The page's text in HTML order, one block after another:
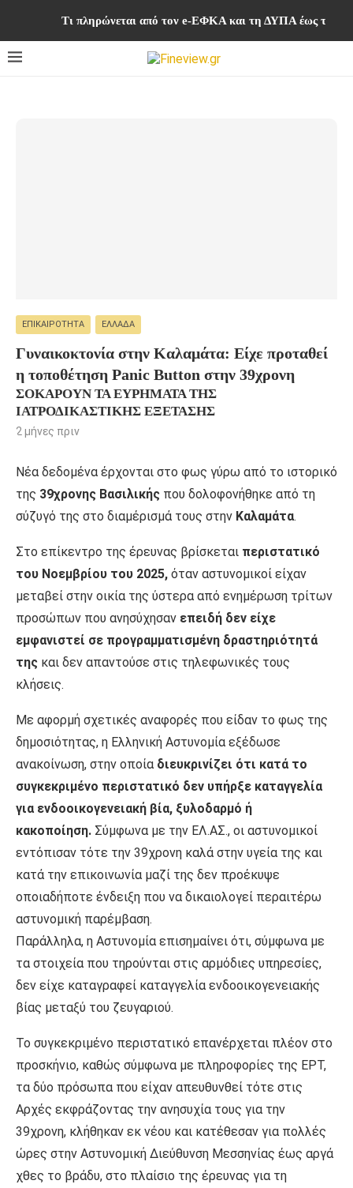
Τι πληρώνεται από τον e-ΕΦΚΑ και τη ΔΥΠΑ έως τις
ΕΠΙΚΑΙΡΌΤΗΤΑ ΕΛΛΆΔΑ
Γυναικοκτονία στην Καλαμάτα: Είχε προταθεί
η τοποθέτηση Panic Button στην 39χρονη
ΣΟΚΆΡΟΥΝ ΤΑ ΕΥΡΉΜΑΤΑ ΤΗΣ
ΙΑΤΡΟΔΙΚΑΣΤΙΚΉΣ ΕΞΈΤΑΣΗΣ
2 μήνες πριν
Νέα δεδομένα έρχονται στο φως γύρω από το ιστορικό
της 39χρονης Βασιλικής που δολοφονήθηκε από τη
σύζυγό της στο διαμέρισμά τους στην Καλαμάτα.
Στο επίκεντρο της έρευνας βρίσκεται περιστατικό
του Νοεμβρίου του 2025, όταν αστυνομικοί είχαν
μεταβεί στην οικία της ύστερα από ενημέρωση τρίτων
προσώπων που ανησύχησαν επειδή δεν είχε
εμφανιστεί σε προγραμματισμένη δραστηριότητά
της και δεν απαντούσε στις τηλεφωνικές τους
κλήσεις.
Με αφορμή σχετικές αναφορές που είδαν το φως της
δημοσιότητας, η Ελληνική Αστυνομία εξέδωσε
ανακοίνωση, στην οποία διευκρινίζει ότι κατά το
συγκεκριμένο περιστατικό δεν υπήρξε καταγγελία
για ενδοοικογενειακή βία, ξυλοδαρμό ή
κακοποίηση. Σύμφωνα με την ΕΛ.ΑΣ., οι αστυνομικοί
εντόπισαν τότε την 39χρονη καλά στην υγεία της και
κατά την επικοινωνία μαζί της δεν προέκυψε
οποιαδήποτε ένδειξη που να δικαιολογεί περαιτέρω
αστυνομική παρέμβαση.
Παράλληλα, η Αστυνομία επισημαίνει ότι, σύμφωνα με
τα στοιχεία που τηρούνται στις αρμόδιες υπηρεσίες,
δεν είχε καταγραφεί καταγγελία ενδοοικογενειακής
βίας μεταξύ του ζευγαριού.
Το συγκεκριμένο περιστατικό επανέρχεται πλέον στο
προσκήνιο, καθώς σύμφωνα με πληροφορίες της ΕΡΤ,
τα δύο πρόσωπα που είχαν απευθυνθεί τότε στις
Αρχές εκφράζοντας την ανησυχία τους για την
39χρονη, κλήθηκαν εκ νέου και κατέθεσαν για πολλές
ώρες στην Αστυνομική Διεύθυνση Μεσσηνίας έως αργά
χθες το βράδυ, στο πλαίσιο της έρευνας για τη